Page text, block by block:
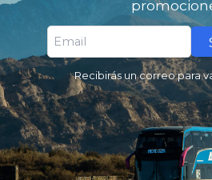
Recibirás un correo para